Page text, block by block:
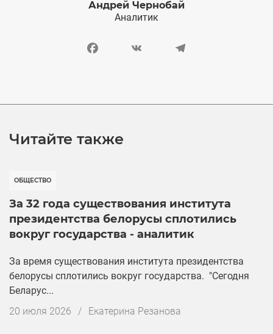
Андрей Чернобай
Аналитик
Facebook VK Telegram
Читайте также
ОБЩЕСТВО
За 32 года существования института
президентства белорусы сплотились
вокруг государства - аналитик
За время существования института президентства
белорусы сплотились вокруг государства. "Сегодня
Беларус...
Дата
20 июля 2026 / Екатерина Резанова